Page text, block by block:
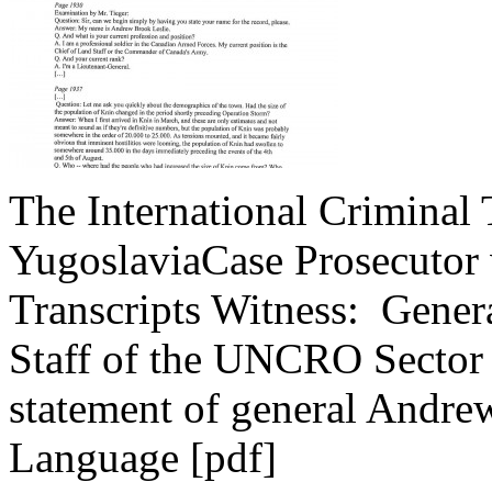
The International Criminal
YugoslaviaCase
Transcripts Witness:
Staff of the UNCRO
statement of general
Language [pdf]